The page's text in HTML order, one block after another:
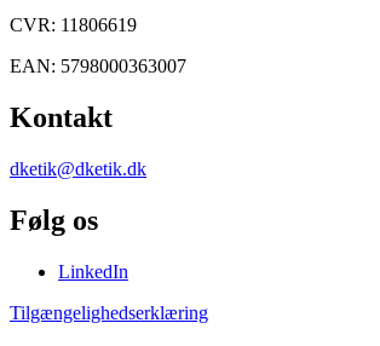
CVR: 11806619
EAN: 5798000363007
Kontakt
dketik@dketik.dk
Følg os
LinkedIn
Tilgængelighedserklæring